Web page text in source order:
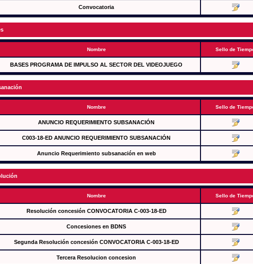
Convocatoria
Nombre Sello de
BASES PROGRAMA DE IMPULSO AL SECTOR DEL VIDEOJUEGO
Nombre Sello de
ANUNCIO REQUERIMIENTO SUBSANACIÓN
C003-18-ED ANUNCIO REQUERIMIENTO SUBSANACIÓN
Anuncio Requerimiento subsanación en web
Nombre Sello de
Resolución concesión CONVOCATORIA C-003-18-ED
Concesiones en BDNS
Segunda Resolución concesión CONVOCATORIA C-003-18-ED
Tercera Resolucion concesion